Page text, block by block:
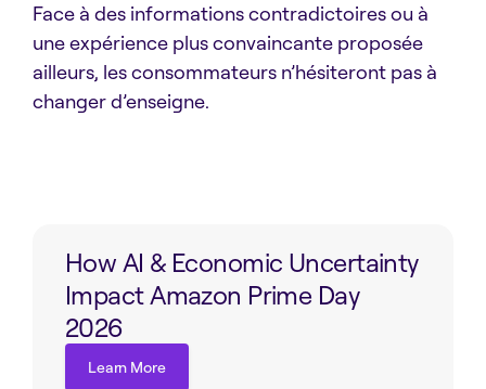
Face à des informations contradictoires ou à
une expérience plus convaincante proposée
ailleurs, les consommateurs n’hésiteront pas à
changer d’enseigne.
How AI & Economic Uncertainty
Impact Amazon Prime Day
2026
Learn More